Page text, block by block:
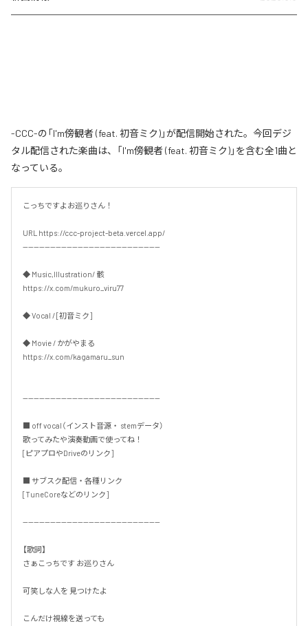
-CCC-の「I'm傍観者 (feat. 初音ミク)」が配信開始された。今回デジ
タル配信された楽曲は、「I'm傍観者 (feat. 初音ミク)」を含む全1曲と
なっている。
こっちですよお巡りさん！
URL https://ccc-project-beta.vercel.app/
--------------------------------------------------
◆ Music,Illustration/ 骸
https://x.com/mukuro_viru77
◆ Vocal / [初音ミク]
◆ Movie / かがやまる
https://x.com/kagamaru_sun
--------------------------------------------------
■ off vocal（インスト音源・ stemデータ）
歌ってみたや演奏動画で使ってね！
[ピアプロやDriveのリンク]
■ サブスク配信・各種リンク
[TuneCoreなどのリンク]
--------------------------------------------------
【歌詞】
さぁこっちです お巡りさん
可笑しな人を 見つけたよ
こんだけ視線を送っても